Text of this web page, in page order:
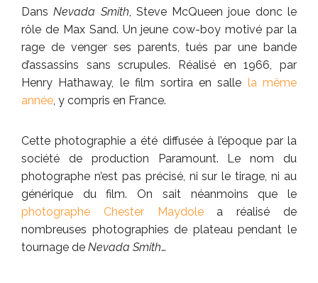
DansNevada Smith, Steve McQueen joue donc le
rôle de Max Sand. Un jeune cow-boy motivé par la
rage de venger ses parents, tués par une bande
d’assassins sans scrupules. Réalisé en 1966, par
Henry Hathaway, le film sortira en salle la même
année, y compris en France.
Cette photographie a été diffusée à l’époque par la
société de production Paramount. Le nom du
photographe n’est pas précisé, ni sur le tirage, ni au
générique du film. On sait néanmoins que le
photographe Chester Maydolea réalisé de
nombreuses photographies de plateau pendant le
tournage de Nevada Smith…